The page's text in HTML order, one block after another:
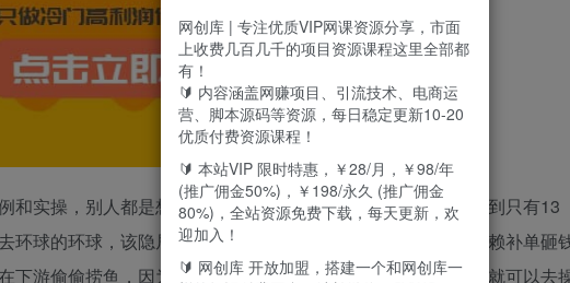
和实操，别人都是想办法把课程写得越长越好，我是给你精简到只有13
环球的环球，该隐居的隐居，该为祖上争光的争光。不过分依赖补单砸
下游偷偷捞鱼，因为不囤货，我们就没太大风险，只要风险低就可以去
网创库 | 专注优质VIP网课资源分享，市面
上收费几百几千的项目资源课程这里全部都
有！
🔰 内容涵盖网赚项目、引流技术、电商运
营、脚本源码等资源，每日稳定更新10-20
优质付费资源课程！
🔰 本站VIP 限时特惠，￥28/月，￥98/年
(推广佣金50%)，￥198/永久 (推广佣金
80%)，全站资源免费下载，每天更新，欢
迎加入！
🔰 网创库 开放加盟，搭建一个和网创库一